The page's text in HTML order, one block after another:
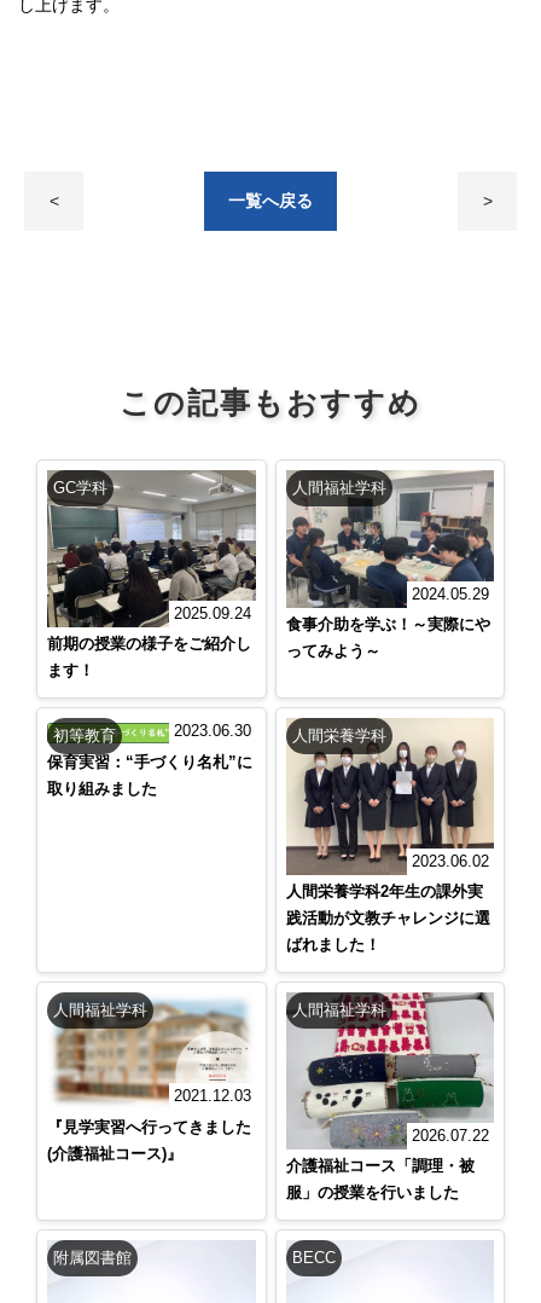
し上げます。
< 一覧へ戻る >
この記事もおすすめ
GC学科
2025.09.24
前期の授業の様子をご紹介し
ます！
人間福祉学科
2024.05.29
食事介助を学ぶ！～実際にや
ってみよう～
初等教育 2023.06.30
保育実習：“手づくり名札”に
取り組みました
人間栄養学科
2023.06.02
人間栄養学科2年生の課外実
践活動が文教チャレンジに選
ばれました！
人間福祉学科
2021.12.03
『見学実習へ行ってきました
(介護福祉コース)』
人間福祉学科
2026.07.22
介護福祉コース「調理・被
服」の授業を行いました
附属図書館 BECC